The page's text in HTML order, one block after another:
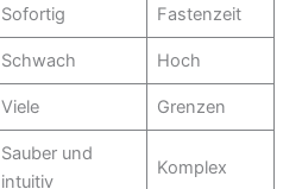
Sofortig Fastenzeit
Schwach Hoch
Viele Grenzen
Sauber und
intuitiv
Komplex